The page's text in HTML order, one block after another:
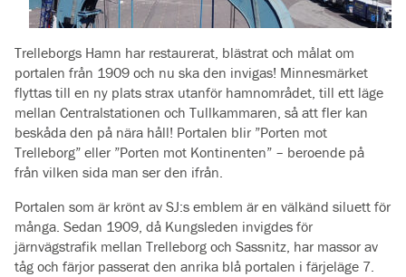
Trelleborgs Hamn har restaurerat, blästrat och målat om
portalen från 1909 och nu ska den invigas! Minnesmärket
flyttas till en ny plats strax utanför hamnområdet, till ett läge
mellan Centralstationen och Tullkammaren, så att fler kan
beskåda den på nära håll! Portalen blir ”Porten mot
Trelleborg” eller ”Porten mot Kontinenten” – beroende på
från vilken sida man ser den ifrån.
Portalen som är krönt av SJ:s emblem är en välkänd siluett för
många. Sedan 1909, då Kungsleden invigdes för
järnvägstrafik mellan Trelleborg och Sassnitz, har massor av
tåg och färjor passerat den anrika blå portalen i färjeläge 7.